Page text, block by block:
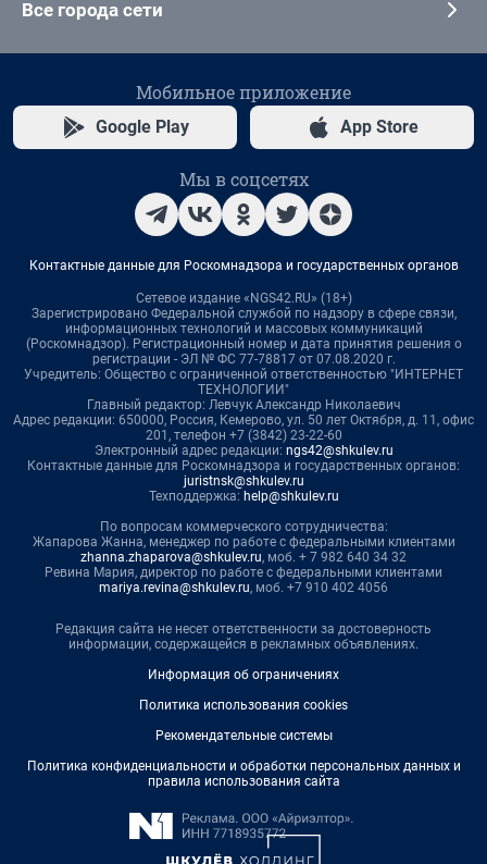
Все города сети
Мобильное приложение
Google Play App Store
Мы в соцсетях
Контактные данные для Роскомнадзора и государственных органов
Сетевое издание «NGS42.RU» (18+)
Зарегистрировано Федеральной службой по надзору в сфере связи,
информационных технологий и массовых коммуникаций
(Роскомнадзор). Регистрационный номер и дата принятия решения о
регистрации - ЭЛ № ФС 77-78817 от 07.08.2020 г.
Учредитель: Общество с ограниченной ответственностью "ИНТЕРНЕТ
ТЕХНОЛОГИИ"
Главный редактор: Левчук Александр Николаевич
Адрес редакции: 650000, Россия, Кемерово, ул. 50 лет Октября, д. 11, офис
201, телефон +7 (3842) 23-22-60
Электронный адрес редакции: ngs42@shkulev.ru
Контактные данные для Роскомнадзора и государственных органов:
juristnsk@shkulev.ru
Техподдержка: help@shkulev.ru
По вопросам коммерческого сотрудничества:
Жапарова Жанна, менеджер по работе с федеральными клиентами
zhanna.zhaparova@shkulev.ru, моб. + 7 982 640 34 32
Ревина Мария, директор по работе с федеральными клиентами
mariya.revina@shkulev.ru, моб. +7 910 402 4056
Редакция сайта не несет ответственности за достоверность
информации, содержащейся в рекламных объявлениях.
Информация об ограничениях
Политика использования cookies
Рекомендательные системы
Политика конфиденциальности и обработки персональных данных и
правила использования сайта